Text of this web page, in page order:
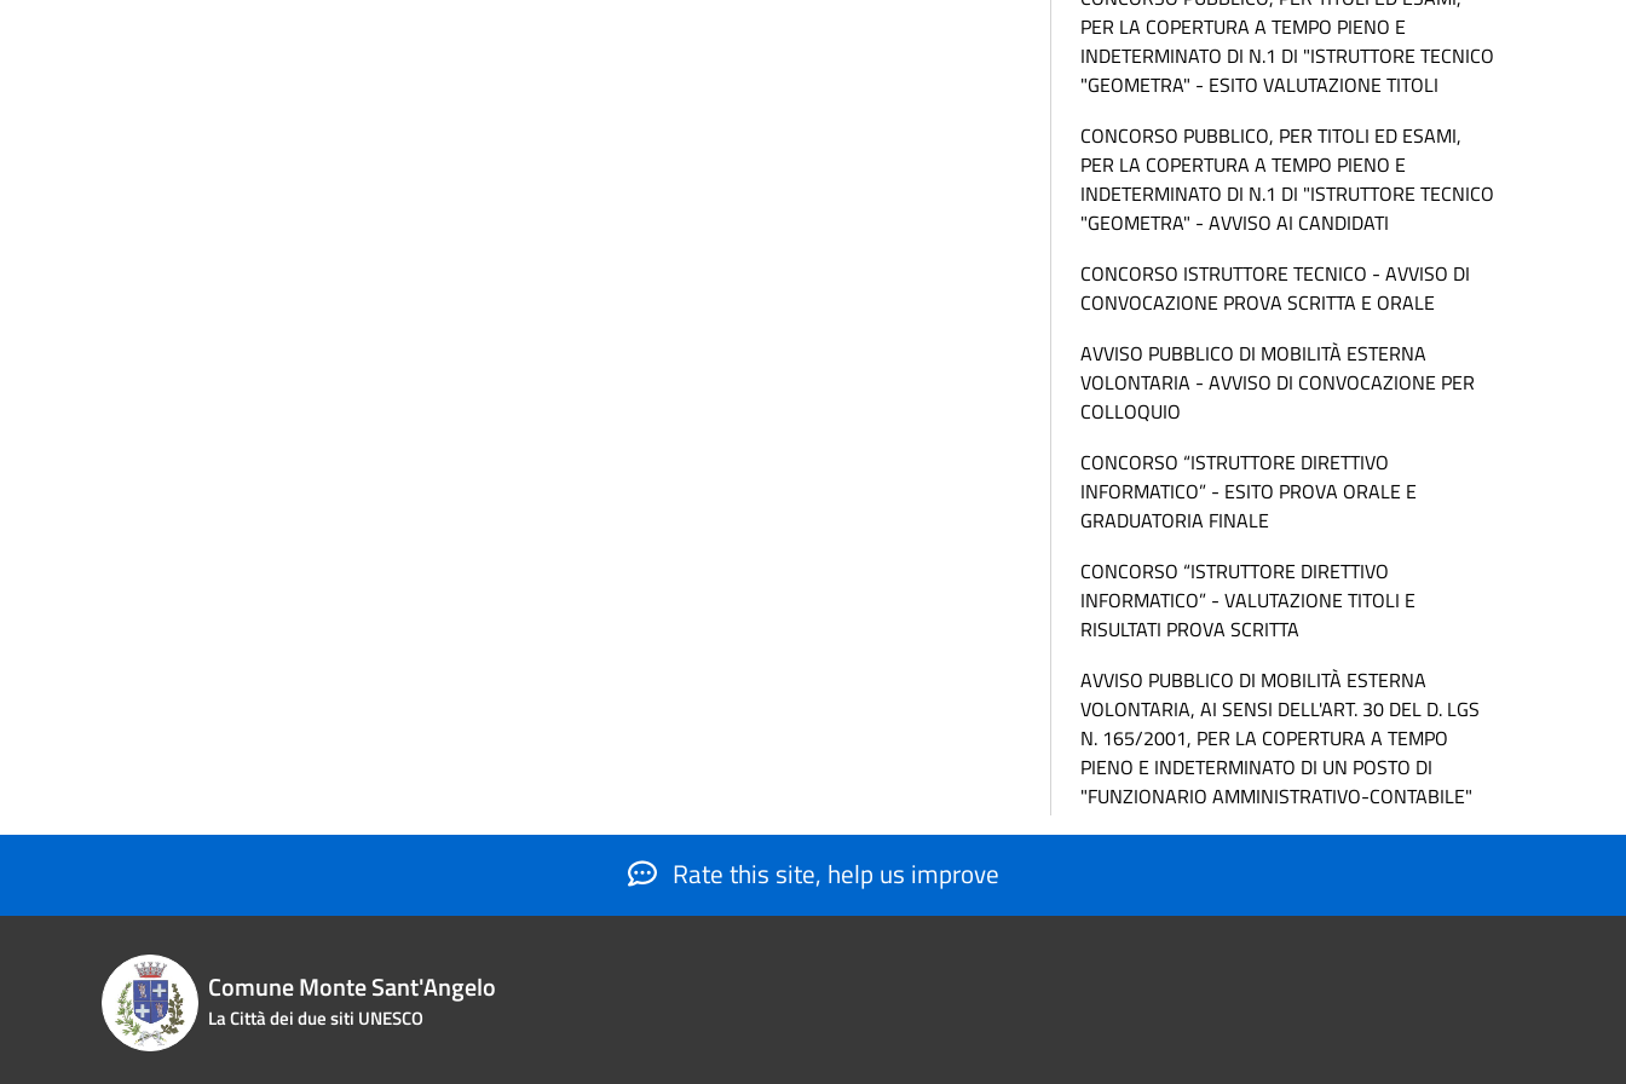
PER LA COPERTURA A TEMPO PIENO E
INDETERMINATO DI N.1 DI "ISTRUTTORE TECNICO
"GEOMETRA" - ESITO VALUTAZIONE TITOLI
CONCORSO PUBBLICO, PER TITOLI ED ESAMI,
PER LA COPERTURA A TEMPO PIENO E
INDETERMINATO DI N.1 DI "ISTRUTTORE TECNICO
"GEOMETRA" - AVVISO AI CANDIDATI
CONCORSO ISTRUTTORE TECNICO - AVVISO DI
CONVOCAZIONE PROVA SCRITTA E ORALE
AVVISO PUBBLICO DI MOBILITÀ ESTERNA
VOLONTARIA - AVVISO DI CONVOCAZIONE PER
COLLOQUIO
CONCORSO “ISTRUTTORE DIRETTIVO
INFORMATICO” - ESITO PROVA ORALE E
GRADUATORIA FINALE
CONCORSO “ISTRUTTORE DIRETTIVO
INFORMATICO” - VALUTAZIONE TITOLI E
RISULTATI PROVA SCRITTA
AVVISO PUBBLICO DI MOBILITÀ ESTERNA
VOLONTARIA, AI SENSI DELL'ART. 30 DEL D. LGS
N. 165/2001, PER LA COPERTURA A TEMPO
PIENO E INDETERMINATO DI UN POSTO DI
"FUNZIONARIO AMMINISTRATIVO-CONTABILE"
Rate this site, help us improve
Comune Monte Sant'Angelo
La Città dei due siti UNESCO